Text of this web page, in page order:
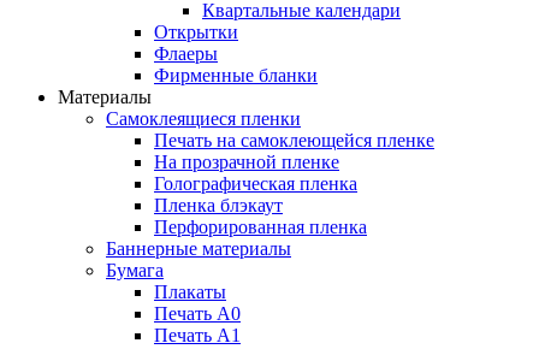
Квартальные календари
Открытки
Флаеры
Фирменные бланки
Материалы
Самоклеящиеся пленки
Печать на самоклеющейся пленке
На прозрачной пленке
Голографическая пленка
Пленка блэкаут
Перфорированная пленка
Баннерные материалы
Бумага
Плакаты
Печать А0
Печать А1